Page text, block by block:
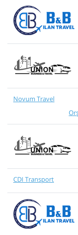
Novum Travel
CDI Transport